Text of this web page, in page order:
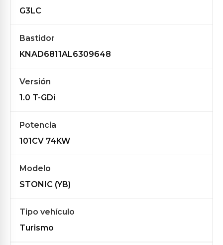
G3LC
Bastidor
KNAD6811AL6309648
Versión
1.0 T-GDi
Potencia
101CV 74KW
Modelo
STONIC (YB)
Tipo vehículo
Turismo